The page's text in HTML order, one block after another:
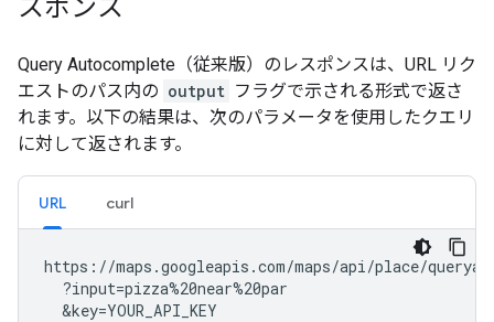
スポンス
Query Autocomplete（従来版）のレスポンスは、URL リク
エストのパス内の output フラグで示される形式で返さ
れます。以下の結果は、次のパラメータを使用したクエリ
に対して返されます。
URL curl
https://maps.googleapis.com/maps/api/place/
  ?input=pizza%20near%20par
  &key=YOUR_API_KEY